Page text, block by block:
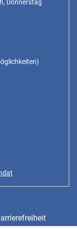
Donnerstag